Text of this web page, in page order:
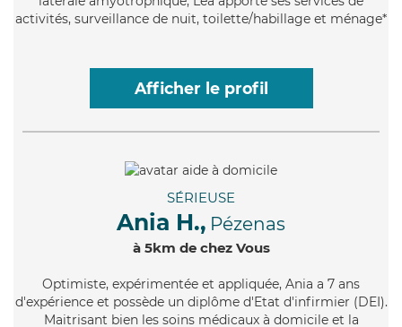
activités, surveillance de nuit, toilette/habillage et ménage*
Afficher le profil
SÉRIEUSE
Ania H., Pézenas
à 5km de chez Vous
Optimiste, expérimentée et appliquée, Ania a 7 ans
d'expérience et possède un diplôme d'Etat d'infirmier (DEI).
Maitrisant bien les soins médicaux à domicile et la